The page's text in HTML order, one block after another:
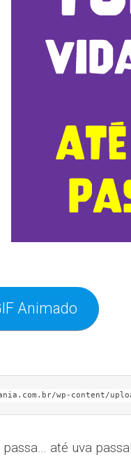
Animado
wp-content/
passa… até uva passa!